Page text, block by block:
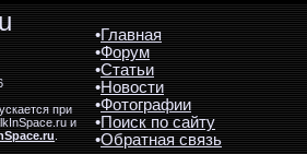
при
и
.
•Главная
•Форум
•Статьи
•Новости
•Фотографии
•Поиск по сайту
•Обратная связь